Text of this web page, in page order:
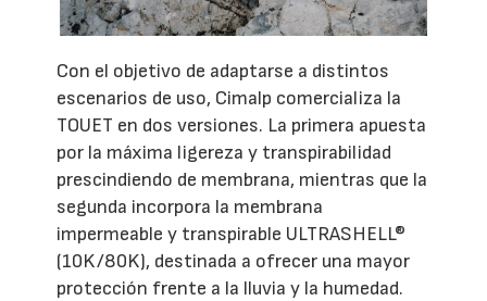
Con el objetivo de adaptarse a distintos
escenarios de uso, Cimalp comercializa la
TOUET en dos versiones. La primera apuesta
por la máxima ligereza y transpirabilidad
prescindiendo de membrana, mientras que la
segunda incorpora la membrana
impermeable y transpirable ULTRASHELL®
(10K/80K), destinada a ofrecer una mayor
protección frente a la lluvia y la humedad.